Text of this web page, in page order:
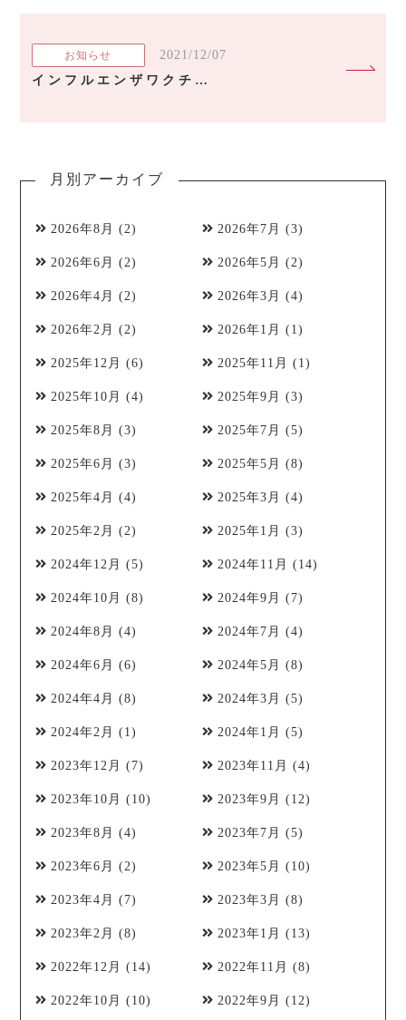
お知らせ
2021/12/07
インフルエンザワクチン接種できます
月別アーカイブ
2026年8月 (2) 2026年7月 (3)
2026年6月 (2) 2026年5月 (2)
2026年4月 (2) 2026年3月 (4)
2026年2月 (2) 2026年1月 (1)
2025年12月 (6) 2025年11月 (1)
2025年10月 (4) 2025年9月 (3)
2025年8月 (3) 2025年7月 (5)
2025年6月 (3) 2025年5月 (8)
2025年4月 (4) 2025年3月 (4)
2025年2月 (2) 2025年1月 (3)
2024年12月 (5) 2024年11月 (14)
2024年10月 (8) 2024年9月 (7)
2024年8月 (4) 2024年7月 (4)
2024年6月 (6) 2024年5月 (8)
2024年4月 (8) 2024年3月 (5)
2024年2月 (1) 2024年1月 (5)
2023年12月 (7) 2023年11月 (4)
2023年10月 (10) 2023年9月 (12)
2023年8月 (4) 2023年7月 (5)
2023年6月 (2) 2023年5月 (10)
2023年4月 (7) 2023年3月 (8)
2023年2月 (8) 2023年1月 (13)
2022年12月 (14) 2022年11月 (8)
2022年10月 (10) 2022年9月 (12)